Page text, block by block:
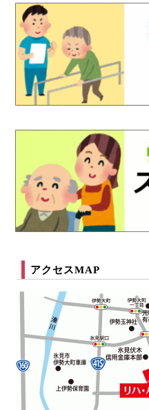
アクセスMAP